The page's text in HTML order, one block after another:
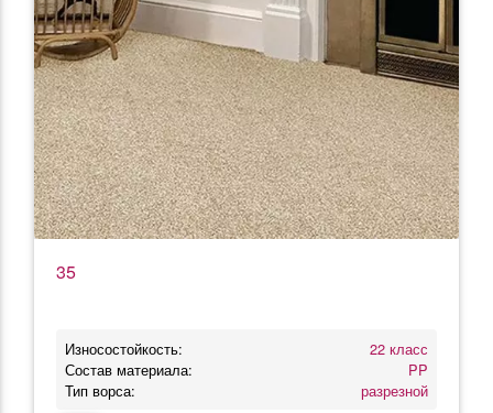
35
Износостойкость:
22 класс
Состав материала:
PP
Тип ворса:
разрезной